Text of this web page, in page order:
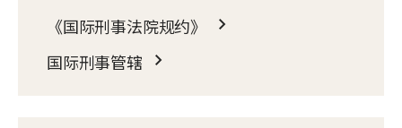
《国际刑事法院规约》
国际刑事管辖